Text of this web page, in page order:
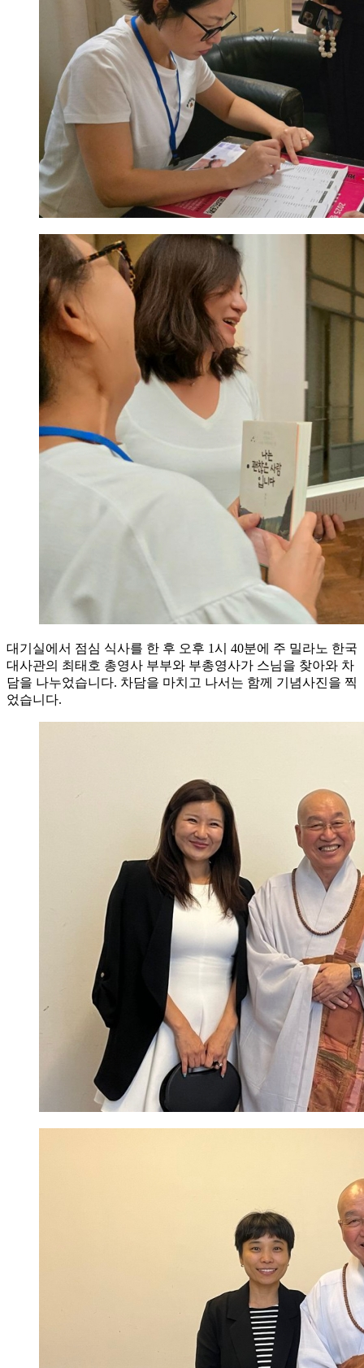
대기실에서 점심 식사를 한 후 오후 1시 40분에 주 밀라노 한국
대사관의 최태호 총영사 부부와 부총영사가 스님을 찾아와 차
담을 나누었습니다. 차담을 마치고 나서는 함께 기념사진을 찍
었습니다.